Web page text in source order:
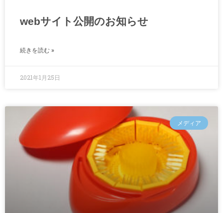
webサイト公開のお知らせ
続きを読む »
2021年1月25日
メディア